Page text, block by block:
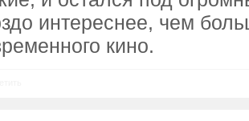
интереснее, чем
кино.